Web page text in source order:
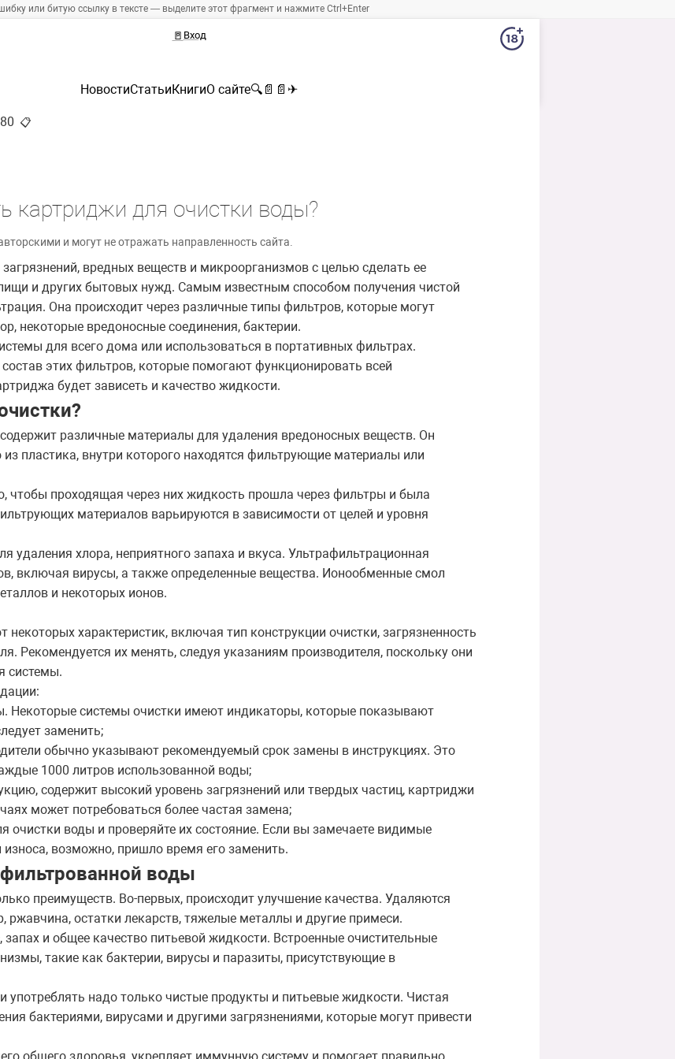
или битую ссылку в тексте — выделите этот фрагмент и нажмите Ctrl+Enter
🚪 Вход
НовостиСтатьиКнигиО сайте🔍 📄 📄 ✈
📋
картриджи для очистки воды?
и могут не отражать направленность сайта.
вредных веществ и микроорганизмов с целью сделать ее
и других бытовых нужд. Самым известным способом получения чистой
Она происходит через различные типы фильтров, которые могут
некоторые вредоносные соединения, бактерии.
для всего дома или использоваться в портативных фильтрах.
этих фильтров, которые помогают функционировать всей
будет зависеть и качество жидкости.
различные материалы для удаления вредоносных веществ. Он
пластика, внутри которого находятся фильтрующие материалы или
чтобы проходящая через них жидкость прошла через фильтры и была
материалов варьируются в зависимости от целей и уровня
удаления хлора, неприятного запаха и вкуса. Ультрафильтрационная
включая вирусы, а также определенные вещества. Ионообменные смол
и некоторых ионов.
характеристик, включая тип конструкции очистки, загрязненность
Рекомендуется их менять, следуя указаниям производителя, поскольку они
системы.
Некоторые системы очистки имеют индикаторы, которые показывают
заменить;
обычно указывают рекомендуемый срок замены в инструкциях. Это
1000 литров использованной воды;
содержит высокий уровень загрязнений или твердых частиц, картриджи
может потребоваться более частая замена;
очистки воды и проверяйте их состояние. Если вы замечаете видимые
износа, возможно, пришло время его заменить.
воды
преимуществ. Во-первых, происходит улучшение качества. Удаляются
ржавчина, остатки лекарств, тяжелые металлы и другие примеси.
и общее качество питьевой жидкости. Встроенные очистительные
такие как бактерии, вирусы и паразиты, присутствующие в
употреблять надо только чистые продукты и питьевые жидкости. Чистая
бактериями, вирусами и другими загрязнениями, которые могут привести